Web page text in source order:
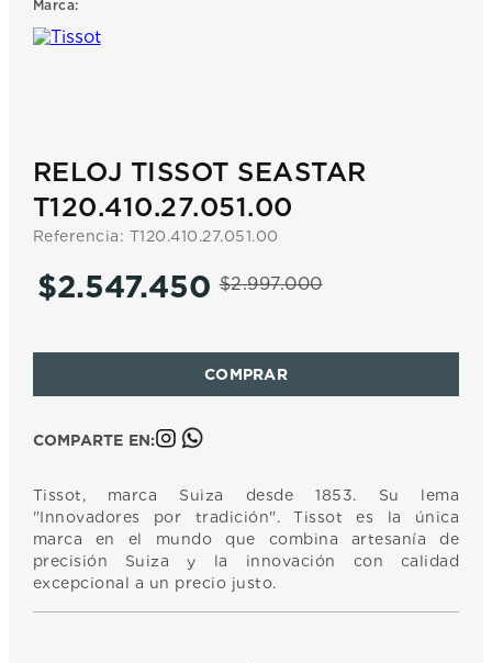
Marca:
RELOJ TISSOT SEASTAR
T120.410.27.051.00
Referencia: T120.410.27.051.00
$2.997.000
$2.547.450
COMPARTE EN:
Tissot, marca Suiza desde 1853. Su lema
"Innovadores por tradición". Tissot es la única
marca en el mundo que combina artesanía de
precisión Suiza y la innovación con calidad
excepcional a un precio justo.